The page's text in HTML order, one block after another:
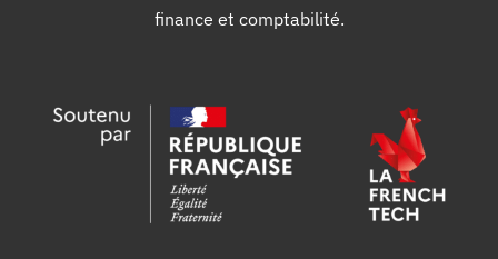
finance et comptabilité.